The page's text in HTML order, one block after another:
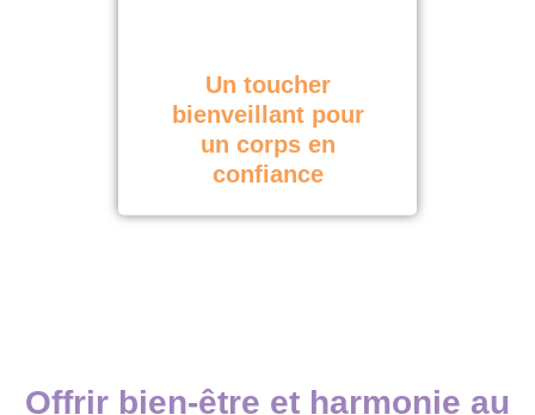
Un toucher
bienveillant pour
un corps en
confiance
Offrir bien-être et harmonie au